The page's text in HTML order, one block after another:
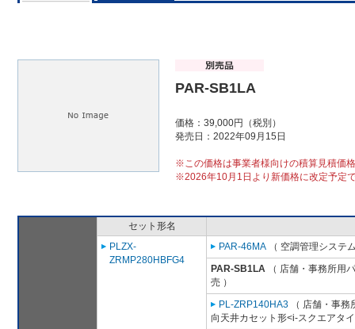
PAR-SB1LA
価格：39,000円（税別）
発売日：2022年09月15日
※この価格は事業者様向けの積算見積価
※2026年10月1日より新価格に改定予定
セット形名
PLZX-
ZRMP280HBFG4
PAR-46MA （ 空調管理システ
PAR-SB1LA （ 店舗・事務所用
売 ）
PL-ZRP140HA3 （ 店舗・事
向天井カセット形<i-スクエアタ